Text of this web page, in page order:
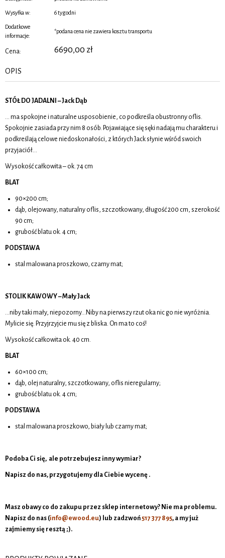
Wysyłka w: 6 tygodni
Dodatkowe
informacje:
*podana cena nie zawiera kosztu transportu
Cena: 6690,00 zł
OPIS
STÓŁ DO JADALNI – Jack Dąb
… ma spokojne i naturalne usposobienie, co podkreśla obustronny oflis.
Spokojnie zasiada przy nim 8 osób. Pojawiające się sęki nadają mu charakteru i
podkreślają celowe niedoskonałości, z których Jack słynie wśród swoich
przyjaciół…
Wysokość całkowita – ok. 74 cm
BLAT
90×200 cm;
dąb, olejowany, naturalny oflis, szczotkowany, długość 200 cm, szerokość
90 cm;
grubość blatu ok. 4 cm;
PODSTAWA
stal malowana proszkowo, czarny mat;
STOLIK KAWOWY – Mały Jack
…niby taki mały, niepozorny…Niby na pierwszy rzut oka nic go nie wyróżnia.
Mylicie się. Przyjrzyjcie mu się z bliska. On ma to coś!
Wysokość całkowita ok. 40 cm.
BLAT
60×100 cm;
dąb, olej naturalny, szczotkowany, oflis nieregularny;
grubość blatu ok. 4 cm;
PODSTAWA
stal malowana proszkowo, biały lub czarny mat;
Podoba Ci się, ale potrzebujesz inny wymiar?
Napisz do nas, przygotujemy dla Ciebie wycenę .
Masz obawy co do zakupu przez sklep internetowy? Nie ma problemu.
Napisz do nas (info@ewood.eu) lub zadzwoń517 377 895, a my już
zajmiemy się resztą ;).